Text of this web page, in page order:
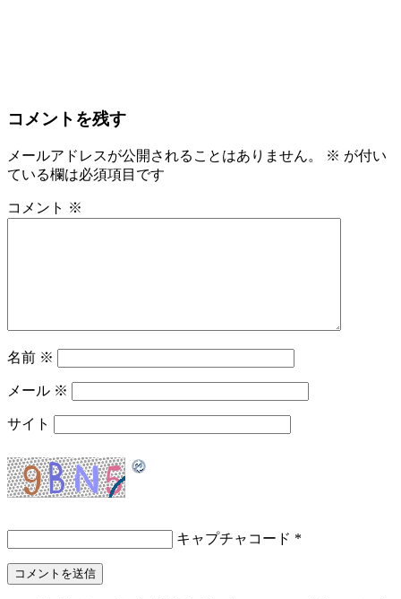
コメントを残す
メールアドレスが公開されることはありません。 ※ が付い
ている欄は必須項目です
コメント ※
名前 ※
メール ※
サイト
キャプチャコード *